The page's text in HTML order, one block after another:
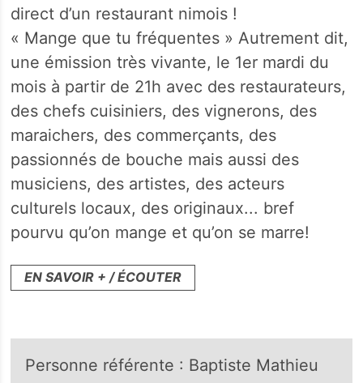
direct d’un restaurant nimois !
« Mange que tu fréquentes » Autrement dit,
une émission très vivante, le 1er mardi du
mois à partir de 21h avec des restaurateurs,
des chefs cuisiniers, des vignerons, des
maraichers, des commerçants, des
passionnés de bouche mais aussi des
musiciens, des artistes, des acteurs
culturels locaux, des originaux... bref
pourvu qu’on mange et qu’on se marre!
EN SAVOIR + / ÉCOUTER
Personne référente : Baptiste Mathieu